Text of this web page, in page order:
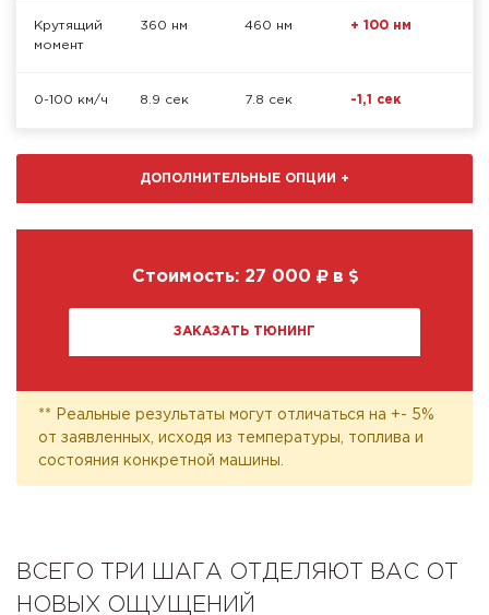
Крутящий
момент
360 нм 460 нм + 100 нм
0-100 км/ч 8.9 сек 7.8 сек -1,1 сек
ДОПОЛНИТЕЛЬНЫЕ ОПЦИИ +
Стоимость: 27 000 в
ЗАКАЗАТЬ ТЮНИНГ
** Реальные результаты могут отличаться на +- 5%
от заявленных, исходя из температуры, топлива и
состояния конкретной машины.
ВСЕГО ТРИ ШАГА ОТДЕЛЯЮТ ВАС ОТ
НОВЫХ ОЩУЩЕНИЙ